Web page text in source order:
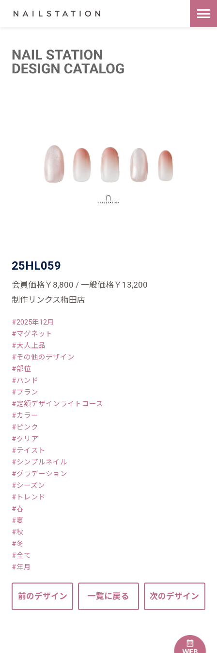
25HL059
会員価格￥8,800 / 一般価格￥13,200
制作リンクス梅田店
2025年12月
マグネット
大人上品
その他のデザイン
部位
ハンド
プラン
定額デザインライトコース
カラー
ピンク
クリア
テイスト
シンプルネイル
グラデーション
シーズン
トレンド
春
夏
秋
冬
全て
年月
前のデザイン 一覧に戻る 次のデザイン